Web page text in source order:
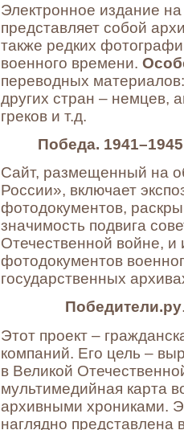
Электронное издание
представляет собой
также редких
военного времени.
переводных
других стран – немцев,
греков и т.д.
Победа. 1941–1945
Сайт, размещенный на
России», включает
фотодокументов,
значимость подвига
Отечественной войне,
фотодокументов
государственных
Победители.ру
Этот проект –
компаний. Его цель –
в Великой
мультимедийная карта
архивными хрониками.
наглядно представлена